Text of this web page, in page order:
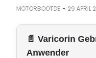
MOTORBOOTDE - 29 APRIL
📄 Varicorin
Anwender